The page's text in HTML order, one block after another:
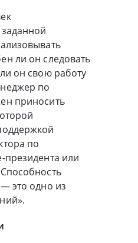
ли он следовать
он свою работу
по
приносить
по
президента или
это одно из